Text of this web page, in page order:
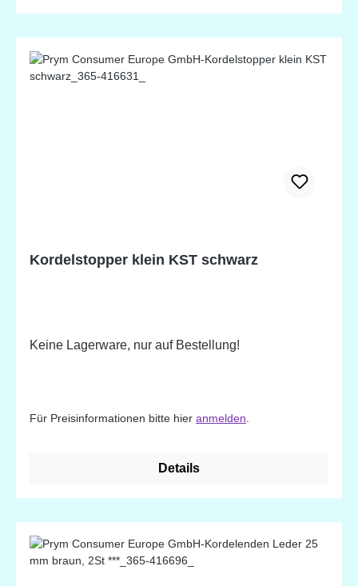
Kordelstopper klein KST schwarz
Keine Lagerware, nur auf Bestellung!
Für Preisinformationen bitte hier anmelden
Details